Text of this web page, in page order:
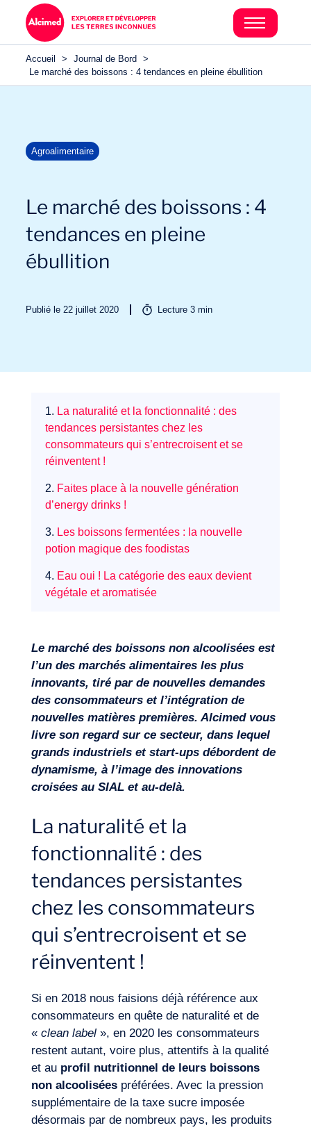
Missions
Accueil > Journal de Bord
>
Le marché des boissons : 4 tendances en pleine ébullition
Agroalimentaire
Le marché des boissons : 4
tendances en pleine
ébullition
Publié le 22 juillet 2020 Lecture3 min
1. La naturalité et la fonctionnalité : des
tendances persistantes chez les
consommateurs qui s’entrecroisent et se
réinventent !
2. Faites place à la nouvelle génération
d’energy drinks !
3. Les boissons fermentées : la nouvelle
potion magique des foodistas
4. Eau oui ! La catégorie des eaux devient
végétale et aromatisée
Le marché des boissons non alcoolisées est
l’un des marchés alimentaires les plus
innovants, tiré par de nouvelles demandes
des consommateurs et l’intégration de
nouvelles matières premières. Alcimed vous
livre son regard sur ce secteur, dans lequel
grands industriels et start-ups débordent de
dynamisme, à l’image des innovations
croisées au SIAL et au-delà.
La naturalité et la
fonctionnalité : des
tendances persistantes
chez les consommateurs
qui s’entrecroisent et se
réinventent !
Si en 2018 nous faisions déjà référence aux
consommateurs en quête de naturalité et de
« clean label », en 2020 les consommateurs
restent autant, voire plus, attentifs à la qualité
et au profil nutritionnel de leurs boissons
non alcooliséespréférées. Avec la pression
supplémentaire de la taxe sucre imposée
désormais par de nombreux pays, les produits